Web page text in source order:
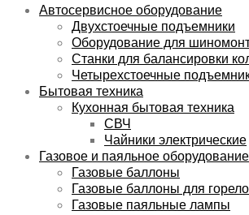
Автосервисное оборудование
Двухстоечные подъемники
Оборудование для
Станки для балансировки
Четырехстоечные
Бытовая техника
Кухонная бытовая техника
СВЧ
Чайники электрические
Газовое и паяльное оборудование
Газовые баллоны
Газовые баллоны для
Газовые паяльные лампы